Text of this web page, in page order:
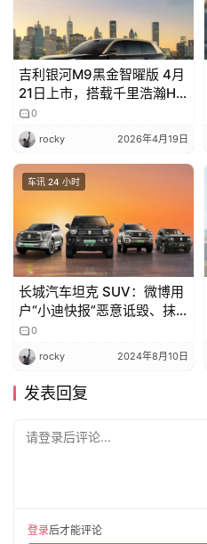
吉利银河M9黑金智曜版 4月
21日上市，搭载千里浩瀚H7
方案
0
rocky 2026年4月19日
车讯 24 小时
长城汽车坦克 SUV：微博用
户“小迪快报”恶意诋毁、抹
黑长城汽车，已启动相关诉
讼程序
0
rocky 2024年8月10日
发表回复
请登录后评论...
登录后才能评论